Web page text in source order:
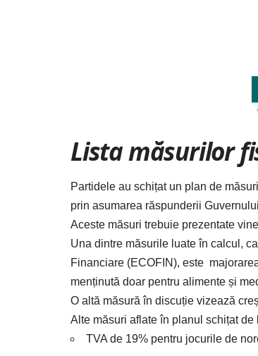
Lista măsurilor
Partidele au schițat un plan de
prin asumarea răspunderii
Aceste măsuri trebuie prezentate
Una dintre măsurile luate în calcul,
Financiare (ECOFIN), este
menținută doar pentru alimente și
O altă măsură în discuție vizează
Alte măsuri aflate în planul schițat
TVA de 19% pentru jocurile de